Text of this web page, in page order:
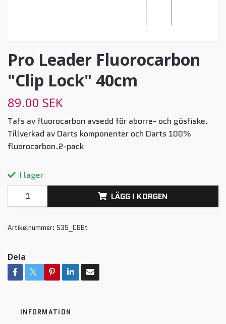
Pro Leader Fluorocarbon
"Clip Lock" 40cm
89.00 SEK
Tafs av fluorocarbon avsedd för aborre- och gösfiske.
Tillverkad av Darts komponenter och Darts 100%
fluorocarbon.2-pack
I lager
LÄGG I KORGEN
Artikelnummer: 535_C8Bt
Dela
INFORMATION